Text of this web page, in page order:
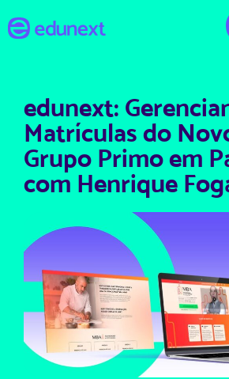
edunext:
Matrículas do
Grupo Primo em
com Henrique